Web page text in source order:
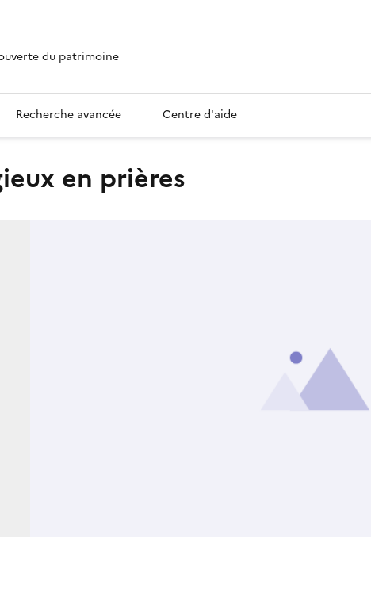
du patrimoine
Recherche avancée Centre d'aide
en prières